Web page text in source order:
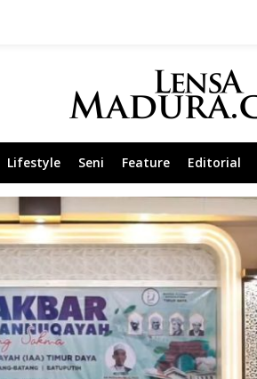
Lifestyle Seni Feature Editorial